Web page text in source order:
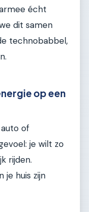
écht
dit samen
technobabbel,
op een
of
je wilt zo
rijden.
je huis zijn